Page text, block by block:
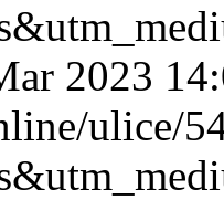
2023
ulice/